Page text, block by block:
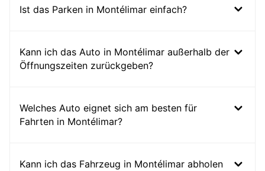
Ist das Parken in Montélimar einfach?
Kann ich das Auto in Montélimar außerhalb der
Öffnungszeiten zurückgeben?
Welches Auto eignet sich am besten für
Fahrten in Montélimar?
Kann ich das Fahrzeug in Montélimar abholen